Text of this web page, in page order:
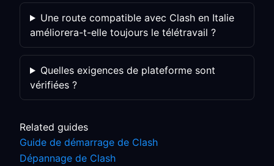
Une route compatible avec Clash en Italie
améliorera-t-elle toujours le télétravail ?
Quelles exigences de plateforme sont
vérifiées ?
Related guides
Guide de démarrage de Clash
Dépannage de Clash